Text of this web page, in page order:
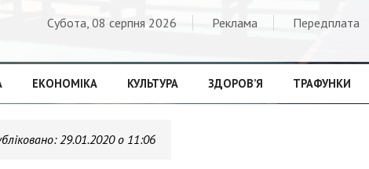
Субота, 08 серпня 2026 Реклама Передплата
ЕКОНОМІКА КУЛЬТУРА ЗДОРОВ’Я ТРАФУНКИ
29.01.2020 о 11:06